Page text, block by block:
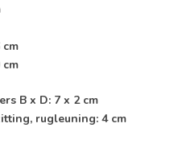
cm
cm
B x D: 7 x 2 cm
rugleuning: 4 cm